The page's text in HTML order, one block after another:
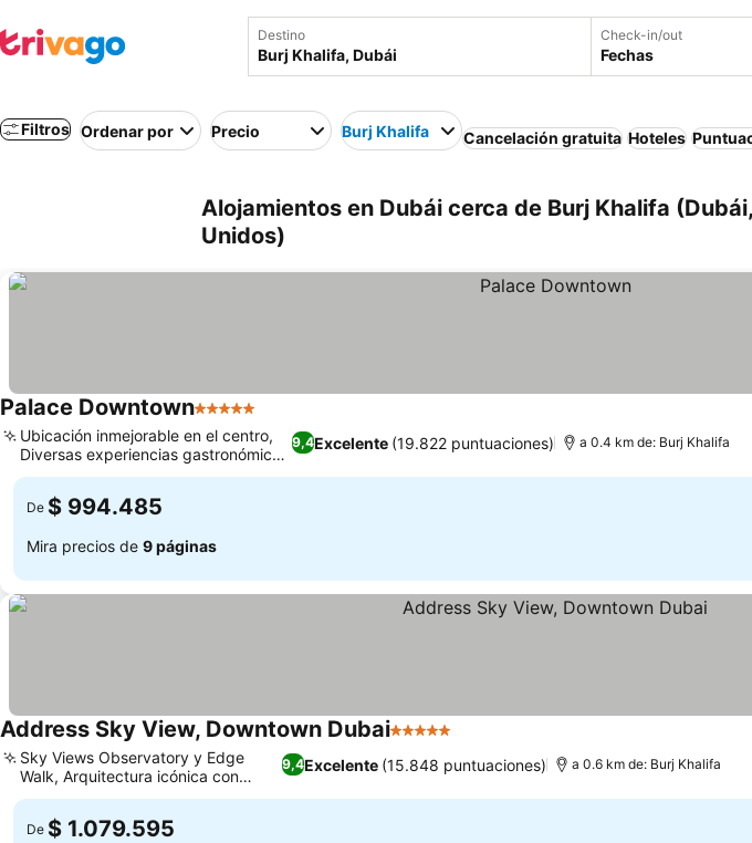
Destino Check-in/out
Fechas
Filtros Ordenar por Precio Burj Khalifa Cancelación gratuita Hoteles
Alojamientos en Dubái cerca de Burj Khalifa
Unidos)
Palace Downtown5 Estrellas
9,4Excelente (19.822 puntuaciones)
Ubicación inmejorable en el centro,
Diversas experiencias gastronómicas
de lujo
a 0.4 km de: Burj Khalifa
De $ 994.485
Mira precios de 9 páginas
Address Sky View, Downtown Dubai5 Estrellas
9,4Excelente (15.848 puntuaciones)
Sky Views Observatory y Edge
Walk, Arquitectura icónica con
puente aéreo
a 0.6 km de: Burj Khalifa
De $ 1.079.595